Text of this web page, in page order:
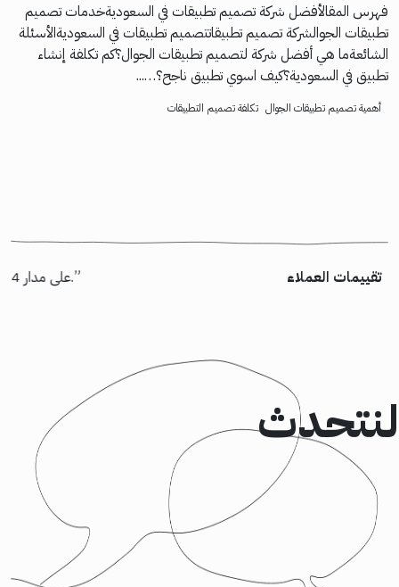
فهرس المقالأفضل شركة تصميم تطبيقات في السعوديةخدمات تصميم
تطبيقات الجوالشركة تصميم تطبيقاتتصميم تطبيقات في السعوديةالأسئلة
الشائعةما هي أفضل شركة لتصميم تطبيقات الجوال؟كم تكلفة إنشاء
تطبيق في السعودية؟كيف اسوي تطبيق ناجح؟…...
أهمية تصميم تطبيقات الجوال تكلفة تصميم التطبيقات
تقييمات العملاء
لنتحدث